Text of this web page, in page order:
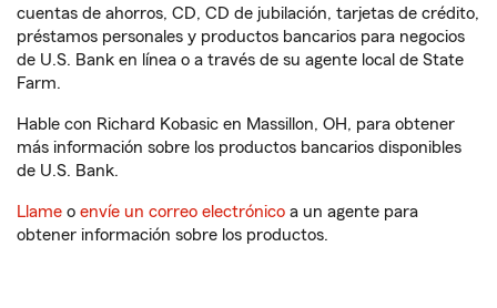
cuentas de ahorros, CD, CD de jubilación, tarjetas de crédito,
préstamos personales y productos bancarios para negocios
de U.S. Bank en línea o a través de su agente local de State
Farm.
Hable con Richard Kobasic en Massillon, OH, para obtener
más información sobre los productos bancarios disponibles
de U.S. Bank.
Llame o envíe un correo electrónico a un agente para
obtener información sobre los productos.